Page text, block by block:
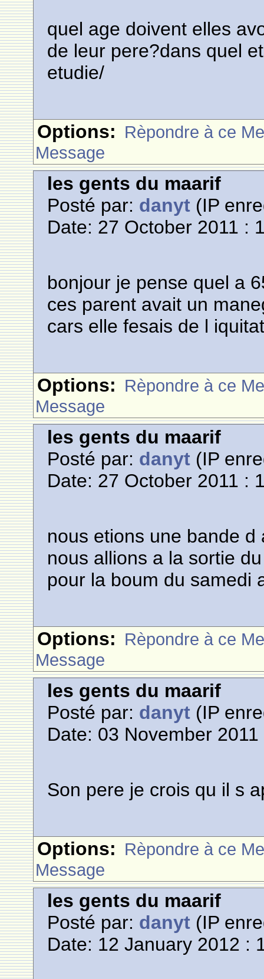
quel age doivent elles
de leur pere?dans quel
etudie/
Options: Rèpondre à ce
Message
les gents du maarif
Posté par: danyt (IP
Date: 27 October 2011 :
bonjour je pense quel a
ces parent avait un
cars elle fesais de l
Options: Rèpondre à ce
Message
les gents du maarif
Posté par: danyt (IP
Date: 27 October 2011 :
nous etions une bande
nous allions a la sortie
pour la boum du samedi
Options: Rèpondre à ce
Message
les gents du maarif
Posté par: danyt (IP
Date: 03 November
Son pere je crois qu il s
Options: Rèpondre à ce
Message
les gents du maarif
Posté par: danyt (IP
Date: 12 January 2012 :